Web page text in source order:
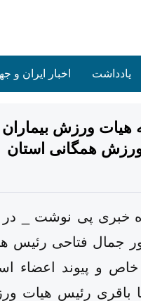
یادداشت اخبار ایران و
هیات ورزش بیماران
همگانی استان
خبری پی نوشت _ در
جمال فتاحی رئیس
و پیوند اعضاء
باقری رئیس هیات